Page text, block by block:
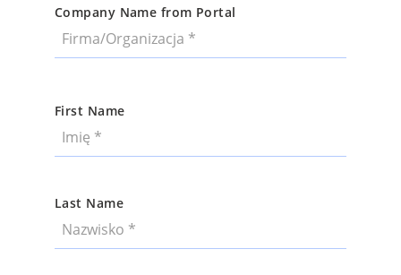
Company Name from Portal
First Name
Last Name